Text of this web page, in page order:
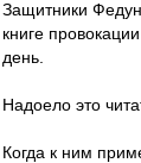
Защитники
книге
день.
Надоело это
Когда к ним